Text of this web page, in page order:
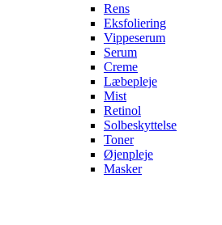
Rens
Eksfoliering
Vippeserum
Serum
Creme
Læbepleje
Mist
Retinol
Solbeskyttelse
Toner
Øjenpleje
Masker